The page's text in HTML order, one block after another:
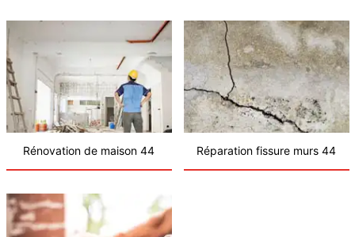
Rénovation de maison 44 Réparation fissure murs 44